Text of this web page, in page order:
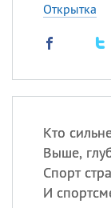
Открытка
Кто
Выше,
Спорт
И